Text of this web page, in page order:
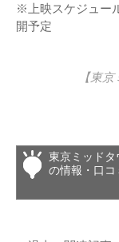
※上映スケジュー
開予定
【東
東京ミッドタ
の情報・口コ